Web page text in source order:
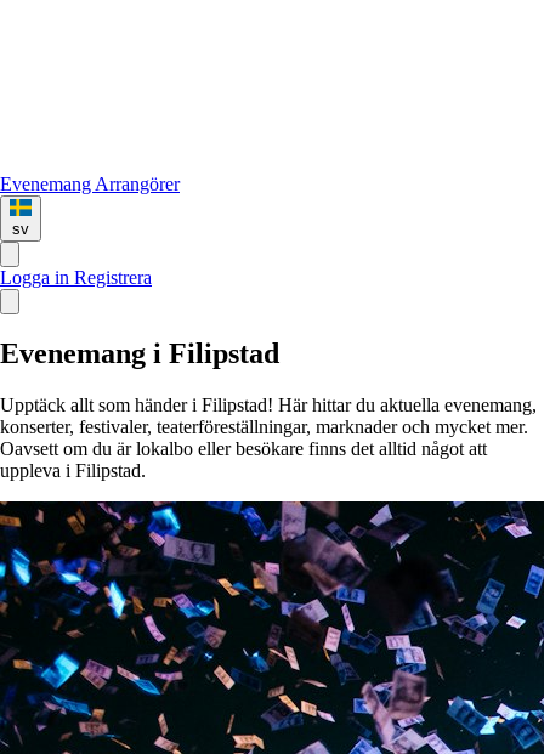
Evenemang Arrangörer
sv
Logga in Registrera
Evenemang i Filipstad
Upptäck allt som händer i Filipstad! Här hittar du aktuella evenemang,
konserter, festivaler, teaterföreställningar, marknader och mycket mer.
Oavsett om du är lokalbo eller besökare finns det alltid något att
uppleva i Filipstad.